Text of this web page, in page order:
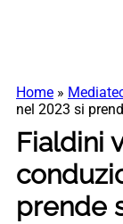
Home »
nel 2023 si
Fialdini
prende